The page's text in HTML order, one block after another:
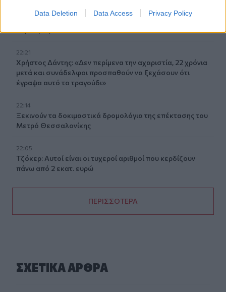
Data Deletion Data Access Privacy Policy
Αυτές είναι οι πιο επικίνδυνες εβδομάδες για μεγάλες
22:21
Χρήστος Δάντης: «Δεν περίμενα την αχαριστία, 22 χρόνια
μετά και συνάδελφοι προσπαθούν να ξεχάσουν ότι
έγραψα αυτό το τραγούδι»
22:14
Ξεκινούν τα δοκιμαστικά δρομολόγια της επέκτασης του
Μετρό Θεσσαλονίκης
22:05
Τζόκερ: Αυτοί είναι οι τυχεροί αριθμοί που κερδίζουν
πάνω από 2 εκατ. ευρώ
ΠΕΡΙΣΣΟΤΕΡΑ
ΣΧΕΤΙΚA AΡΘΡΑ